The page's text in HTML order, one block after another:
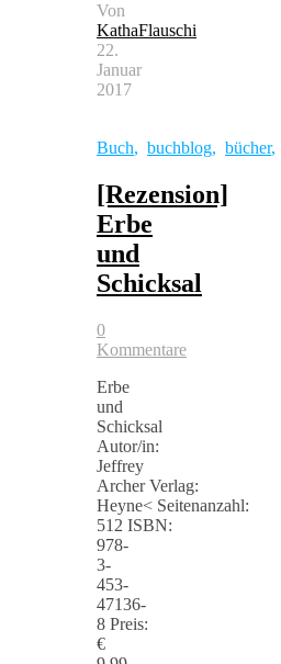
Von
KathaFlauschi
22.
Januar
2017
Buch, buchblog, bücher,
[Rezension]
Erbe
und
Schicksal
0
Kommentare
Erbe
und
Schicksal
Autor/in:
Jeffrey
Archer Verlag:
Heyne< Seitenanzahl:
512 ISBN:
978-
3-
453-
47136-
8 Preis:
€